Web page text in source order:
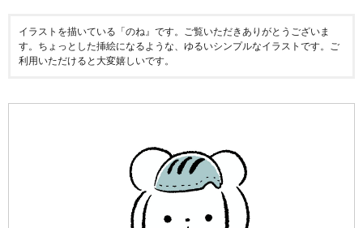
イラストを描いている「のね』です。ご覧いただきありがとうございま
す。ちょっとした挿絵になるような、ゆるいシンプルなイラストです。ご
利用いただけると大変嬉しいです。